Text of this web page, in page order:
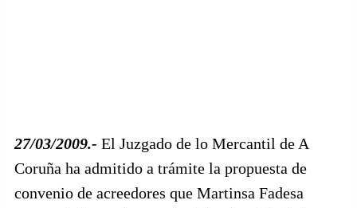
27/03/2009.- El Juzgado de lo Mercantil de A
Coruña ha admitido a trámite la propuesta de
convenio de acreedores que Martinsa Fadesa